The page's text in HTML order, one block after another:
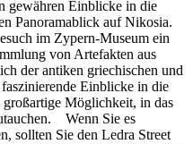
gewähren Einblicke in die
Panoramablick auf Nikosia.
im Zypern-Museum ein
von Artefakten aus
der antiken griechischen und
Einblicke in die
großartige Möglichkeit, in das
Wenn Sie es
sollten Sie den Ledra Street